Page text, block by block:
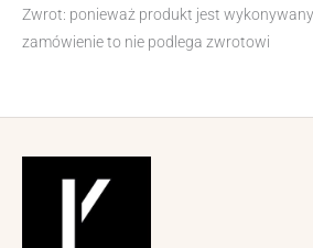
Zwrot: ponieważ produkt jest
zamówienie to nie podlega zwrotowi